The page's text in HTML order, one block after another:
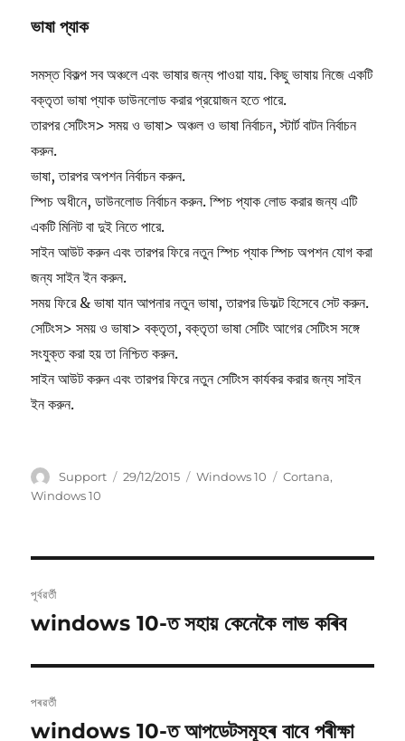
ভাষা প্যাক
সমস্ত বিকল্প সব অঞ্চলে এবং ভাষার জন্য পাওয়া যায়. কিছু ভাষায় নিজে একটি
বক্তৃতা ভাষা প্যাক ডাউনলোড করার প্রয়োজন হতে পারে.
তারপর সেটিংস> সময় ও ভাষা> অঞ্চল ও ভাষা নির্বাচন, স্টার্ট বাটন নির্বাচন
করুন.
ভাষা, তারপর অপশন নির্বাচন করুন.
স্পিচ অধীনে, ডাউনলোড নির্বাচন করুন. স্পিচ প্যাক লোড করার জন্য এটি
একটি মিনিট বা দুই নিতে পারে.
সাইন আউট করুন এবং তারপর ফিরে নতুন স্পিচ প্যাক স্পিচ অপশন যোগ করা
জন্য সাইন ইন করুন.
সময় ফিরে & ভাষা যান আপনার নতুন ভাষা, তারপর ডিফল্ট হিসেবে সেট করুন.
সেটিংস> সময় ও ভাষা> বক্তৃতা, বক্তৃতা ভাষা সেটিং আগের সেটিংস সঙ্গে
সংযুক্ত করা হয় তা নিশ্চিত করুন.
সাইন আউট করুন এবং তারপর ফিরে নতুন সেটিংস কার্যকর করার জন্য সাইন
ইন করুন.
লেখক
Support
প্ৰকাশিত
29/12/2015 শ্ৰেণীসমূহ
Windows 10 টেগসমূহ
Cortana,
Windows 10
navigation
পূৰ্বৱৰ্তী
পূৰ্বৱৰ্তী
windows 10-ত সহায় কেনেকৈ লাভ কৰিব
পৰৱৰ্তী
পৰৱৰ্তী
windows 10-ত আপডেটসমূহৰ বাবে পৰীক্ষা